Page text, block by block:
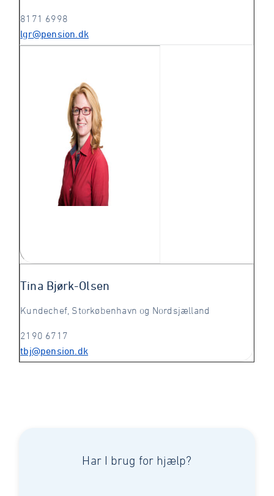
8171 6998
lgr@pension.dk
Tina Bjørk-Olsen
Kundechef, Storkøbenhavn og Nordsjælland
2190 6717
tbj@pension.dk
Har I brug for hjælp?